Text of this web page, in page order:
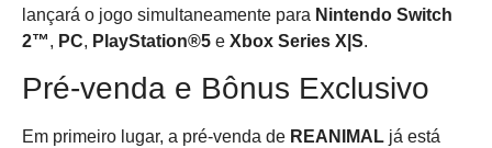
lançará o jogo simultaneamente para Nintendo Switch
2™, PC, PlayStation®5 e Xbox Series X|S.
Pré-venda e Bônus Exclusivo
Em primeiro lugar, a pré-venda de REANIMAL já está